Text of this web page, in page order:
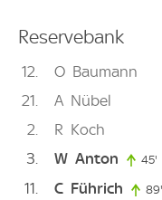
Reservebank
12 O Baumann
21
A Nübel
2
R Koch
3
W Anton 45'
11 C Führich 89'